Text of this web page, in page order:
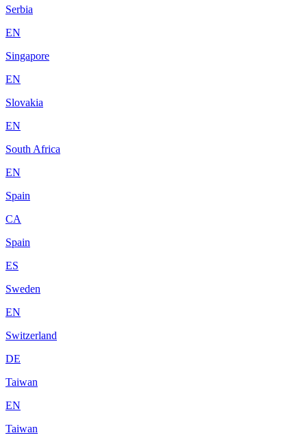
Serbia
EN
Singapore
EN
Slovakia
EN
South Africa
EN
Spain
CA
Spain
ES
Sweden
EN
Switzerland
DE
Taiwan
EN
Taiwan